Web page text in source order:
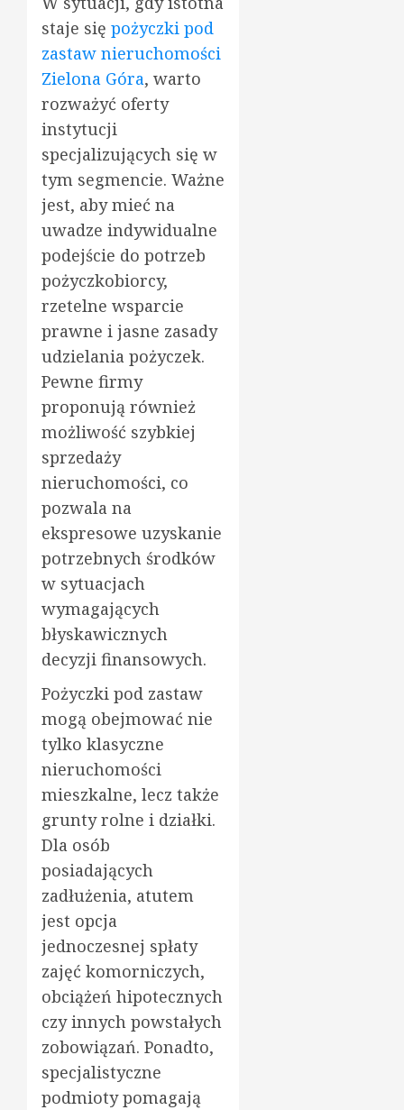
staje się pożyczki pod
zastaw nieruchomości
Zielona Góra, warto
rozważyć oferty
instytucji
specjalizujących się w
tym segmencie. Ważne
jest, aby mieć na
uwadze indywidualne
podejście do potrzeb
pożyczkobiorcy,
rzetelne wsparcie
prawne i jasne zasady
udzielania pożyczek.
Pewne firmy
proponują również
możliwość szybkiej
sprzedaży
nieruchomości, co
pozwala na
ekspresowe uzyskanie
potrzebnych środków
w sytuacjach
wymagających
błyskawicznych
decyzji finansowych.
Pożyczki pod zastaw
mogą obejmować nie
tylko klasyczne
nieruchomości
mieszkalne, lecz także
grunty rolne i działki.
Dla osób
posiadających
zadłużenia, atutem
jest opcja
jednoczesnej spłaty
zajęć komorniczych,
obciążeń hipotecznych
czy innych powstałych
zobowiązań. Ponadto,
specjalistyczne
podmioty pomagają